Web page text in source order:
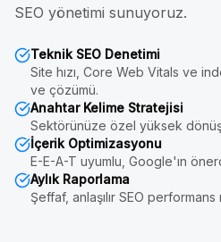
SEO yönetimi sunuyoruz.
Teknik SEO Denetimi
Site hızı, Core Web Vitals ve
ve çözümü.
Anahtar Kelime Stratejisi
Sektörünüze özel yüksek
İçerik Optimizasyonu
E-E-A-T uyumlu, Google'ın
Aylık Raporlama
Şeffaf, anlaşılır SEO